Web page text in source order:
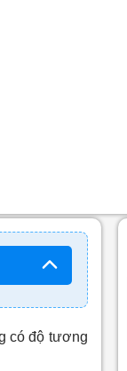
có độ tương